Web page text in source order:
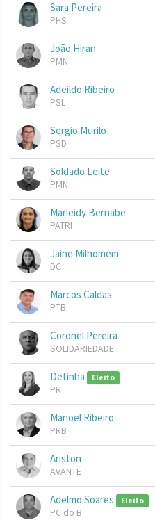
Sara Pereira
PHS
João Hiran
PMN
Adeildo Ribeiro
PSL
Sergio Murilo
PSD
Soldado Leite
PMN
Marleidy Bernabe
PATRI
Jaine Milhomem
DC
Marcos Caldas
PTB
Coronel Pereira
SOLIDARIEDADE
Detinha Eleito
PR
Manoel Ribeiro
PRB
Ariston
AVANTE
Adelmo Soares Eleito
PC do B